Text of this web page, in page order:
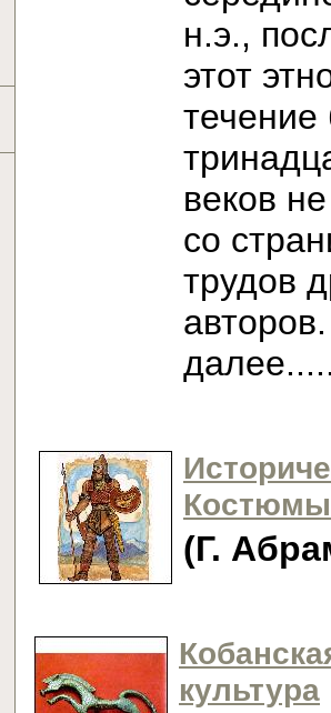
н.э.,
этот
течение
веков
со
трудов
Костюмы
(Г.
культура